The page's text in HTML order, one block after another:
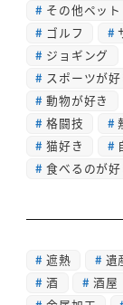
その他ペット
ゴルフ
ジョギング
スポーツが好
動物が好き
格闘技
猫好き
食べるのが好
遮熱 遺
酒
酒屋